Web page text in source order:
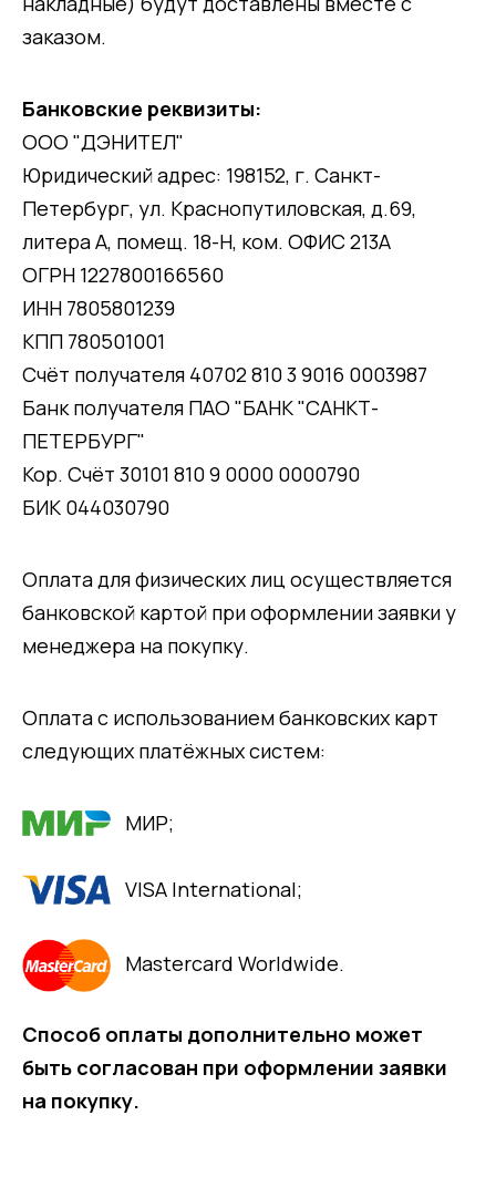
заказом.
Банковские реквизиты:
ООО "ДЭНИТЕЛ"
Юридический адрес: 198152, г. Санкт-
Петербург, ул. Краснопутиловская, д.69,
литера А, помещ. 18-Н, ком. ОФИС 213А
ОГРН 1227800166560
ИНН 7805801239
КПП 780501001
Счёт получателя 40702 810 3 9016 0003987
Банк получателя ПАО "БАНК "САНКТ-
ПЕТЕРБУРГ"
Кор. Счёт 30101 810 9 0000 0000790
БИК 044030790
Оплата для физических лиц осуществляется
банковской картой при оформлении заявки у
менеджера на покупку.
Оплата с использованием банковских карт
следующих платёжных систем:
МИР;
VISA International;
Mastercard Worldwide.
Способ оплаты дополнительно может
быть согласован при оформлении заявки
на покупку.